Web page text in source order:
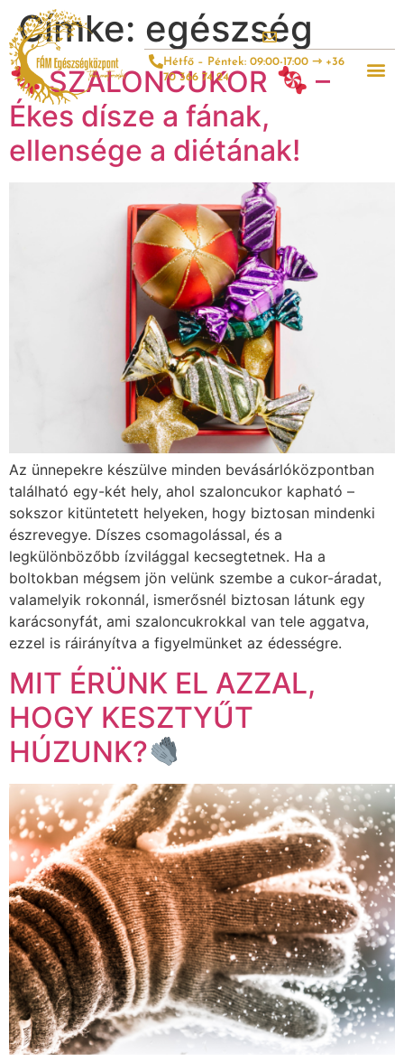
Hétfő – Péntek: 09:00-17:00 ⇾ +36
70 366 74 24
Címke: egészség
SZALONCUKOR
–
Ékes dísze a fának,
ellensége a diétának!
Az ünnepekre készülve minden bevásárlóközpontban
található egy-két hely, ahol szaloncukor kapható –
sokszor kitüntetett helyeken, hogy biztosan mindenki
észrevegye. Díszes csomagolással, és a
legkülönbözőbb ízvilággal kecsegtetnek. Ha a
boltokban mégsem jön velünk szembe a cukor-áradat,
valamelyik rokonnál, ismerősnél biztosan látunk egy
karácsonyfát, ami szaloncukrokkal van tele aggatva,
ezzel is ráirányítva a figyelmünket az édességre.
MIT ÉRÜNK EL AZZAL,
HOGY KESZTYŰT
HÚZUNK?